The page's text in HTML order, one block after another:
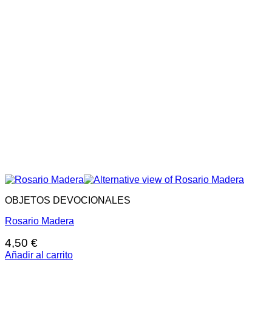
OBJETOS DEVOCIONALES
Rosario Madera
4,50 €
Añadir al carrito